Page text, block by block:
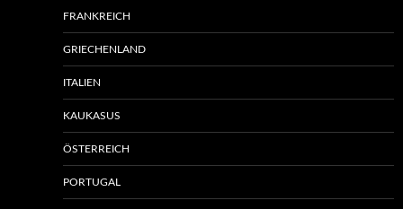
FRANKREICH
GRIECHENLAND
ITALIEN
KAUKASUS
ÖSTERREICH
PORTUGAL